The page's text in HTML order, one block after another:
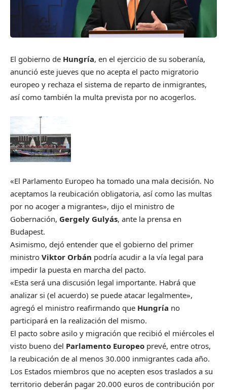
El gobierno de Hungría, en el ejercicio de su soberanía,
anunció este jueves que no acepta el pacto migratorio
europeo y rechaza el sistema de reparto de inmigrantes,
así como también la multa prevista por no acogerlos.
«El Parlamento Europeo ha tomado una mala decisión. No
aceptamos la reubicación obligatoria, así como las multas
por no acoger a migrantes», dijo el ministro de
Gobernación, Gergely Gulyás, ante la prensa en
Budapest.
Asimismo, dejó entender que el gobierno del primer
ministro Viktor Orbán podría acudir a la vía legal para
impedir la puesta en marcha del pacto.
«Esta será una discusión legal importante. Habrá que
analizar si (el acuerdo) se puede atacar legalmente»,
agregó el ministro reafirmando que Hungría no
participará en la realización del mismo.
El pacto sobre asilo y migración que recibió el miércoles el
visto bueno del Parlamento Europeo prevé, entre otros,
la reubicación de al menos 30.000 inmigrantes cada año.
Los Estados miembros que no acepten esos traslados a su
territorio deberán pagar 20.000 euros de contribución por